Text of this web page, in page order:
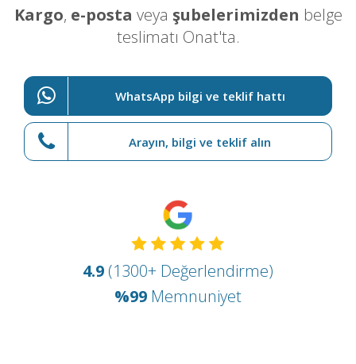
Kargo, e-posta veya şubelerimizden belge
teslimatı Onat'ta.
WhatsApp bilgi ve teklif hattı
Arayın, bilgi ve teklif alın
4.9 (1300+ Değerlendirme)
%99 Memnuniyet